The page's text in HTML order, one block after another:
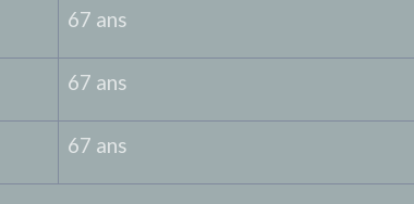
67 ans
67 ans
67 ans